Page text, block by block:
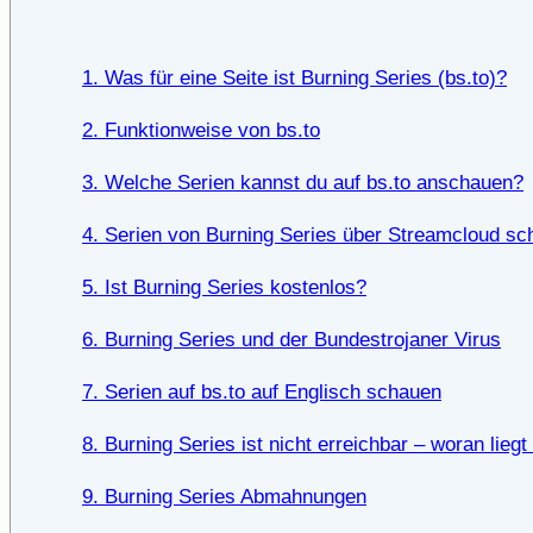
1. Was für eine Seite ist Burning Series (bs.to)?
2. Funktionweise von bs.to
3. Welche Serien kannst du auf bs.to anschauen?
4. Serien von Burning Series über Streamcloud
5. Ist Burning Series kostenlos?
6. Burning Series und der Bundestrojaner Virus
7. Serien auf bs.to auf Englisch schauen
8. Burning Series ist nicht erreichbar – woran
9. Burning Series Abmahnungen